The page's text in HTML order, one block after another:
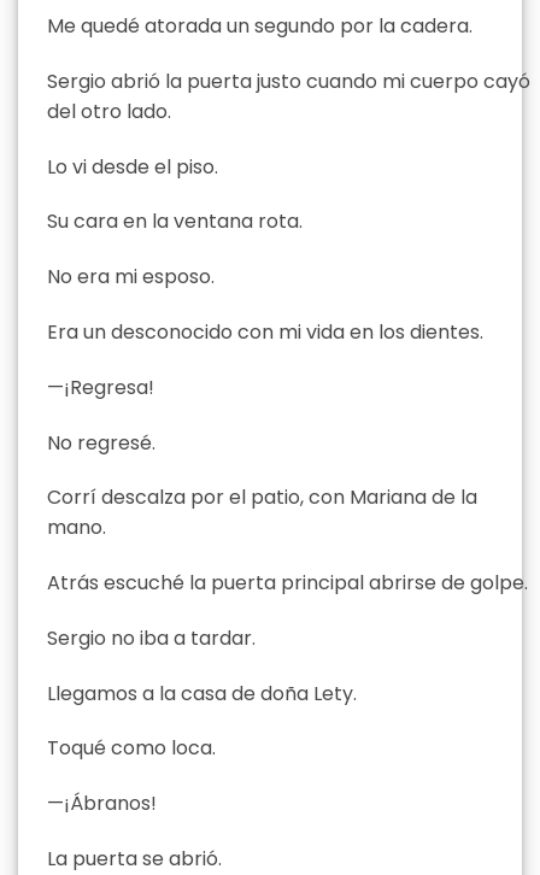
Me quedé atorada un segundo por la cadera.
Sergio abrió la puerta justo cuando mi cuerpo cayó
del otro lado.
Lo vi desde el piso.
Su cara en la ventana rota.
No era mi esposo.
Era un desconocido con mi vida en los dientes.
—¡Regresa!
No regresé.
Corrí descalza por el patio, con Mariana de la
mano.
Atrás escuché la puerta principal abrirse de golpe.
Sergio no iba a tardar.
Llegamos a la casa de doña Lety.
Toqué como loca.
—¡Ábranos!
La puerta se abrió.